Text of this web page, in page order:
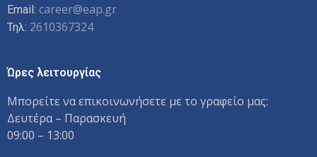
Email: career@eap.gr
Τηλ: 2610367324
Ώρες λειτουργίας
Μπορείτε να επικοινωνήσετε με το γραφείο μας:
Δευτέρα – Παρασκευή
09:00 – 13:00